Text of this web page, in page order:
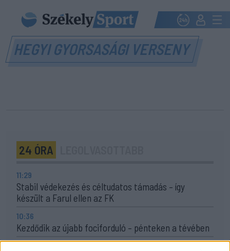
HEGYI GYORSASÁGI VERSENY
24 ÓRA
11:29
Stabil védekezés és céltudatos támadás – így
készült a Farul ellen az FK
10:36
Kezdődik az újabb fociforduló – pénteken a tévében